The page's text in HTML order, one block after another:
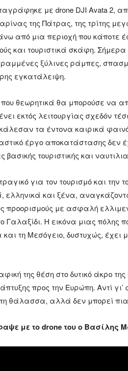
με drone DJI Avata 2,
της Πάτρας, της τρίτης
από μια περιοχή που κάποτε
και τουριστικά σκάφη. Σήμερα
ξύλινες ράμπες,
εγκατάλειψη.
θεωρητικά θα μπορούσε να
εκτός λειτουργίας σχεδόν
τα έντονα καιρικά
έργο αποκατάστασης δεν
τουριστικής και
για τον τουρισμό και την
ελληνικά και ξένα,
προορισμούς με ασφαλή
Γαλαξίδι. Η εικόνα μιας πόλης
και τη Μεσόγειο, δυστυχώς,
της θέση στο δυτικό άκρο
προς την Ευρώπη. Αντί γι’
τη θάλασσα, αλλά δεν μπορεί
με το drone του ο Βασίλης